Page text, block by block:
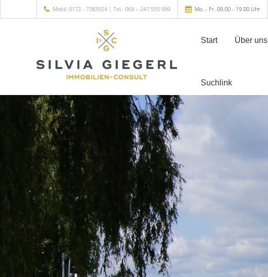
Mobil: 0172 - 7383924 | Tel.: 069 – 247 535 999 Mo. - Fr. 09.00 - 19.00 Uhr
Start Über uns
Suchlink